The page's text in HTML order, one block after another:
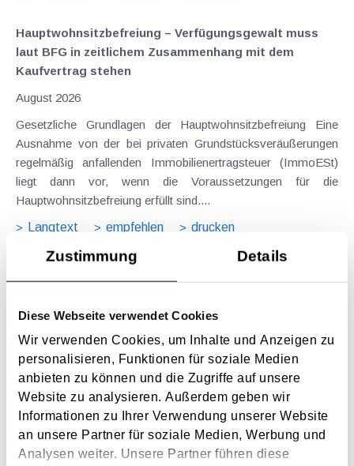
Zustimmung Details
Diese Webseite verwendet Cookies
Wir verwenden Cookies, um Inhalte und Anzeigen zu
personalisieren, Funktionen für soziale Medien
anbieten zu können und die Zugriffe auf unsere
Website zu analysieren. Außerdem geben wir
Informationen zu Ihrer Verwendung unserer Website
an unsere Partner für soziale Medien, Werbung und
Analysen weiter. Unsere Partner führen diese
Hauptwohnsitz​­befreiung – Verfügungsgewalt muss
laut BFG in zeitlichem Zusammenhang mit dem
Kaufvertrag stehen
August 2026
Gesetzliche Grundlagen der Hauptwohnsitzbefreiung Eine
Ausnahme von der bei privaten Grundstücksveräußerungen
regelmäßig anfallenden Immobilienertragsteuer (ImmoESt)
liegt dann vor, wenn die Voraussetzungen für die
Hauptwohnsitzbefreiung erfüllt sind....
Langtext
empfehlen drucken
August 2026
Problemstellung und rechtlicher Hintergrund Tagesgelder
sollen Verpflegungsmehraufwendungen ausgleichen, welche
im Zuge von Dienstreisen (beruflich bedingten Reisen) durch
die Unkenntnis über die lokale Gastronomie resultieren –
typischerweise stellt sich das Problem in der...